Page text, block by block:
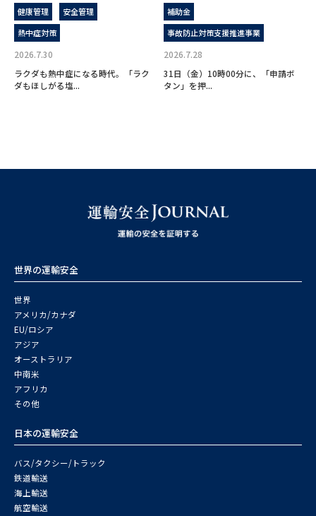
健康管理
安全管理
熱中症対策
2026.7.30
ラクダも熱中症になる時代。「ラク
ダもほしがる塩...
補助金
事故防止対策支援推進事業
2026.7.28
31日（金）10時00分に、「申請ボ
タン」を押...
世界の運輸安全
世界
アメリカ/カナダ
EU/ロシア
アジア
オーストラリア
中南米
アフリカ
その他
日本の運輸安全
バス/タクシー/トラック
鉄道輸送
海上輸送
航空輸送